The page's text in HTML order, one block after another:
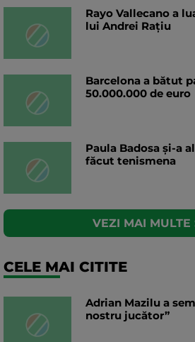
Rayo Vallecano a
lui Andrei Rațiu
Barcelona a bătut
50.000.000 de euro
Paula Badosa și-a
făcut tenismena
VEZI MAI MULTE
CELE MAI CITITE
Adrian Mazilu a
nostru jucător”